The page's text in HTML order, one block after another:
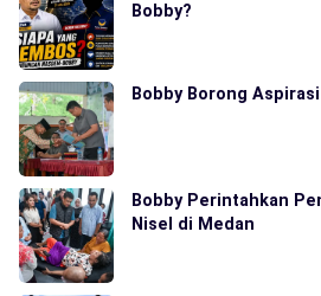
Bobby?
Bobby Borong
Bobby Perintahkan
Nisel di Medan